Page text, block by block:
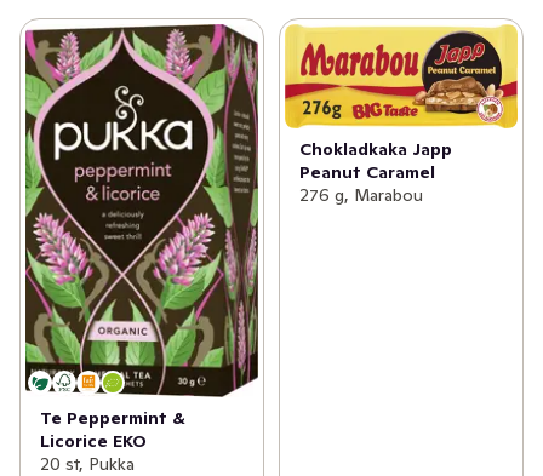
Te Peppermint &
Licorice EKO
20 st, Pukka
Chokladkaka Japp
Peanut Caramel
276 g, Marabou